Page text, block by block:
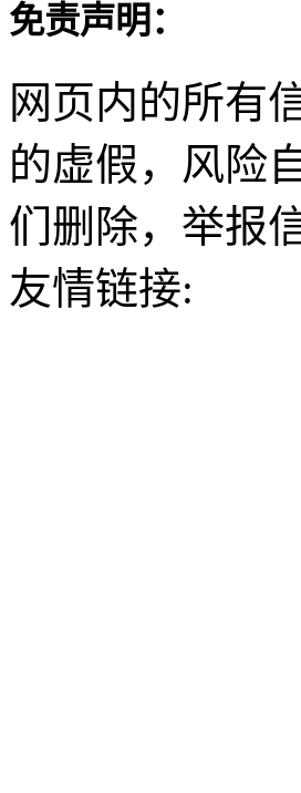
免责声明：
网页内的所有
的虚假，风险
们删除，举报
友情链接: